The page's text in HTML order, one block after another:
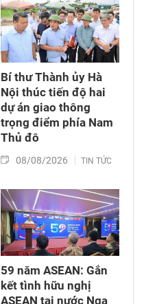
Bí thư Thành ủy Hà
Nội thúc tiến độ hai
dự án giao thông
trọng điểm phía Nam
Thủ đô
08/08/2026 TIN TỨC
59 năm ASEAN: Gắn
kết tình hữu nghị
ASEAN tại nước Nga